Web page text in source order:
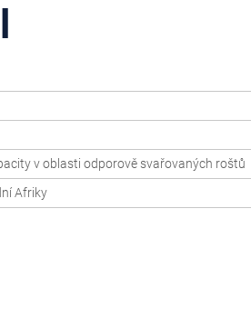
v oblasti odporově svařovaných roštů
Afriky